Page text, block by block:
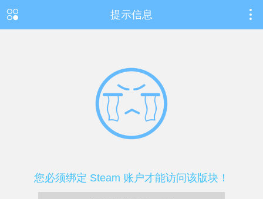
提示信息
您必须绑定 Steam 账户才能访问该版块！